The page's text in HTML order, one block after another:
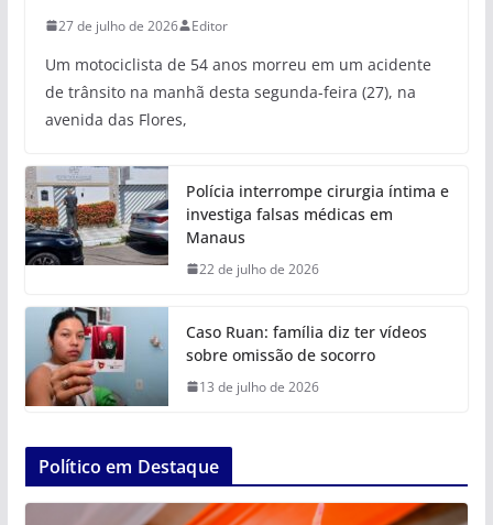
27 de julho de 2026 Editor
Um motociclista de 54 anos morreu em um acidente
de trânsito na manhã desta segunda-feira (27), na
avenida das Flores,
Polícia interrompe cirurgia íntima e
investiga falsas médicas em
Manaus
22 de julho de 2026
Caso Ruan: família diz ter vídeos
sobre omissão de socorro
13 de julho de 2026
Político em Destaque